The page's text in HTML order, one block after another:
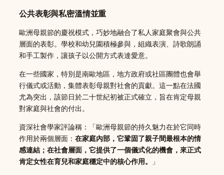
公共表彰與私密溫情並重
歐洲母親節的慶祝模式，巧妙地融合了私人家庭聚會與公共
層面的表彰。學校和幼兒園積極參與，組織表演、詩歌朗誦
和手工製作，讓孩子以公開方式表達愛意。
在一些國家，特別是南歐地區，地方政府或社區團體也會舉
行儀式或活動，集體表彰母親對社會的貢獻。這一點在法國
尤為突出，該節日於二十世紀初被正式確立，旨在肯定母親
對家庭與社會的付出。
資深社會學家評論稱：「歐洲母親節的持久魅力在於它同時
作用於兩個層面： 在家庭內部，它鞏固了親子間最根本的情
感連結；在社會層面，它提供了一個儀式化的機會，來正式
肯定女性在育兒和家庭穩定中的核心作用。
」